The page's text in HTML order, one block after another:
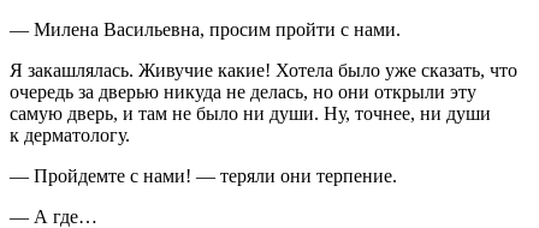
— Милена Васильевна, просим пройти с нами.
Я закашлялась. Живучие какие! Хотела было уже сказать, что
очередь за дверью никуда не делась, но они открыли эту
самую дверь, и там не было ни души. Ну, точнее, ни души
к дерматологу.
— Пройдемте с нами! — теряли они терпение.
— А где…